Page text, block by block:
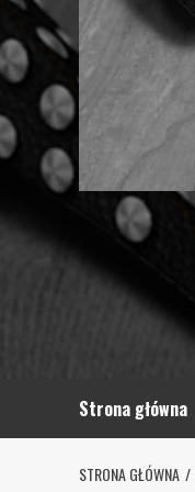
Strona główna
STRONA GŁÓWNA